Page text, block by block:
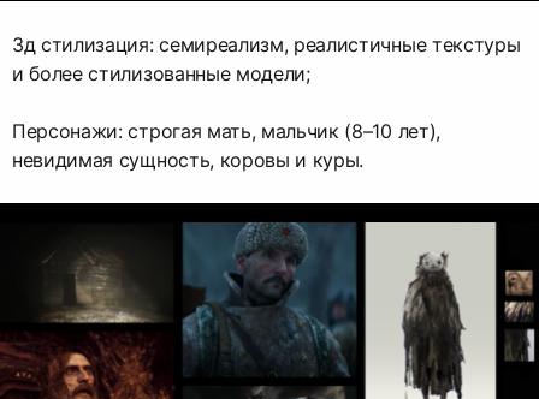
3д стилизация: семиреализм, реалистичные текстуры
и более стилизованные модели;
Персонажи: строгая мать, мальчик (8–10 лет),
невидимая сущность, коровы и куры.